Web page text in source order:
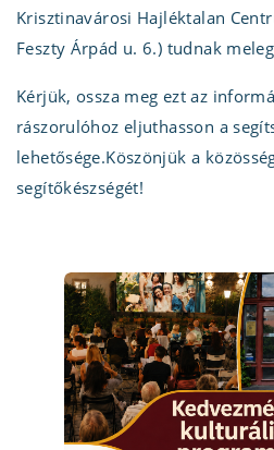
Krisztinavárosi Hajléktalan
Feszty Árpád u. 6.) tudnak
Kérjük, ossza meg ezt az
rászorulóhoz eljuthasson a
lehetősége.Köszönjük a
segítőkészségét!